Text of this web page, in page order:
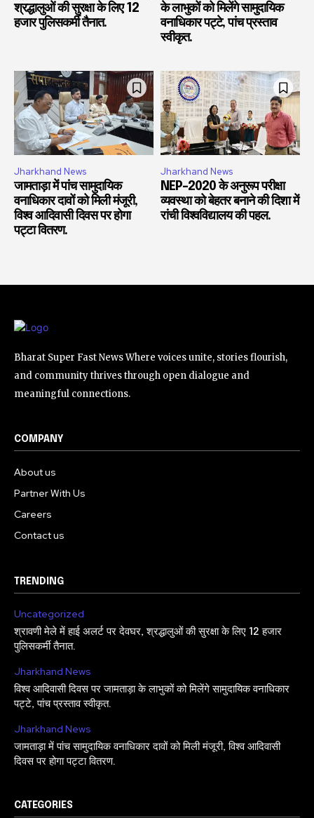
श्रद्धालुओं की सुरक्षा के लिए 12
हजार पुलिसकर्मी तैनात.
के लाभुकों को मिलेंगे सामुदायिक
वनाधिकार पट्टे, पांच प्रस्ताव
स्वीकृत.
Jharkhand News
जामताड़ा में पांच सामुदायिक
वनाधिकार दावों को मिली मंजूरी,
विश्व आदिवासी दिवस पर होगा
पट्टा वितरण.
Jharkhand News
NEP-2020 के अनुरूप परीक्षा
व्यवस्था को बेहतर बनाने की दिशा में
रांची विश्वविद्यालय की पहल.
Bharat Super Fast News Where voices unite, stories flourish,
and community thrives through open dialogue and
meaningful connections.
COMPANY
About us
Partner With Us
Careers
Contact us
TRENDING
Uncategorized
श्रावणी मेले में हाई अलर्ट पर देवघर, श्रद्धालुओं की सुरक्षा के लिए 12 हजार
पुलिसकर्मी तैनात.
Jharkhand News
विश्व आदिवासी दिवस पर जामताड़ा के लाभुकों को मिलेंगे सामुदायिक वनाधिकार
पट्टे, पांच प्रस्ताव स्वीकृत.
Jharkhand News
जामताड़ा में पांच सामुदायिक वनाधिकार दावों को मिली मंजूरी, विश्व आदिवासी
दिवस पर होगा पट्टा वितरण.
CATEGORIES